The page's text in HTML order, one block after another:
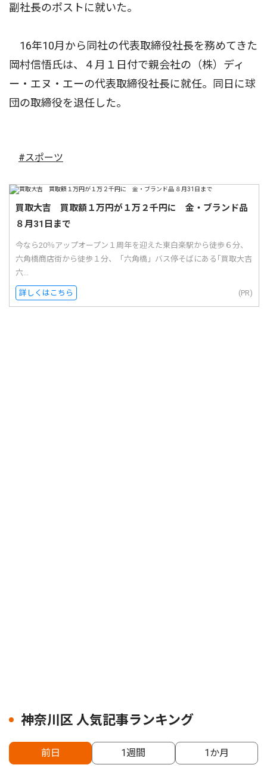
副社長のポストに就いた。
16年10月から同社の代表取締役社長を務めてきた
岡村信悟氏は、４月１日付で親会社の（株）ディ
ー・エヌ・エーの代表取締役社長に就任。同日に球
団の取締役を退任した。
#スポーツ
買取大吉 買取額１万円が１万２千円に 金・ブランド品
８月31日まで
今なら20％アップオープン１周年を迎えた東白楽駅から徒歩６分、
六角橋商店街から徒歩１分、「六角橋」バス停そばにある｢買取大吉
六...
詳しくはこちら (PR)
神奈川区 人気記事ランキング
前日 1週間 1か月